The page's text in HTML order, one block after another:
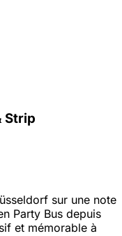
Strip
sur une note
Party Bus depuis
et mémorable à